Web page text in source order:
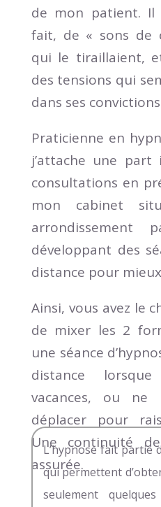
de mon patient. Il
fait, de « sons de
qui le tiraillaient,
des tensions qui
dans ses
Praticienne en
j’attache une
consultations en
mon cabinet
arrondissement
développant des
distance pour
Ainsi, vous avez le
de mixer les 2
une séance
distance
vacances, ou ne
déplacer pour
Une continuité
assurée.
L’hypnose fait partie
qui permettent
seulement